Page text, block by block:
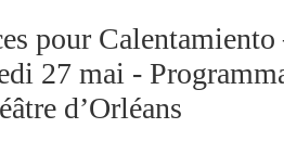
pour
27 mai -
d’Orléans